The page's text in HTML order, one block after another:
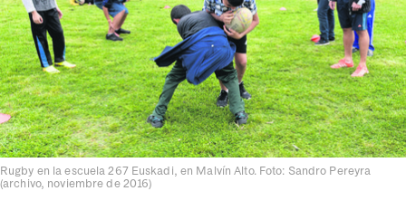
Rugby en la escuela 267 Euskadi, en Malvín Alto. Foto: Sandro Pereyra
(archivo, noviembre de 2016)